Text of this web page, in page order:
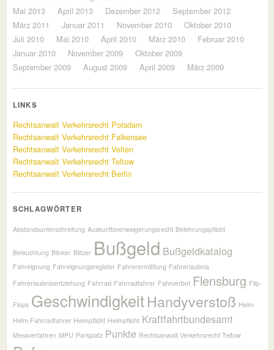
Mai 2013
April 2013 Dezember 2012
September 2012
März 2011
Januar 2011 November 2010
Oktober 2010
Juli 2010
Mai 2010 April 2010 März 2010
Februar 2010
Januar 2010
November 2009
Oktober 2009
September 2009
August 2009 April 2009 März 2009
LINKS
Rechtsanwalt Verkehrsrecht Potsdam
Rechtsanwalt Verkehrsrecht Falkensee
Rechtsanwalt Verkehrsrecht Velten
Rechtsanwalt Verkehrsrecht Teltow
Rechtsanwalt Verkehrsrecht Berlin
SCHLAGWÖRTER
Abstandsunterschreitung Auskunftsverweigerungsrecht Belehrungspflicht
Beleuchtung Blinker Blitzer Bußgeld Bußgeldkatalog
Fahreignung Fahreignungsregister Fahrerermittlung Fahrerlaubnis
Fahrerlaubnisentziehung Fahrrad Fahrradfahrer Fahrverbot Flensburg Flip-
Flops GeschwindigkeitHandyverstoß Helm
Helm Fahrradfahrer Helmpflicht Helmpflicht Kraftfahrtbundesamt
Messverfahren MPU Parkplatz Punkte Rechtsanwalt Verkehrsrecht Teltow